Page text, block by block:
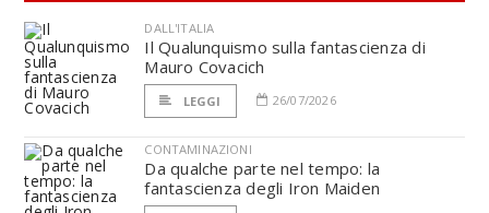
DALL'ITALIA
Il Qualunquismo sulla fantascienza di
Mauro Covacich
LEGGI 26/07/2026
CONTAMINAZIONI
Da qualche parte nel tempo: la
fantascienza degli Iron Maiden